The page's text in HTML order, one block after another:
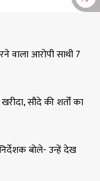
वाला आरोपी साथी 7
सौदे की शर्तों का
बोले- उन्हें देख